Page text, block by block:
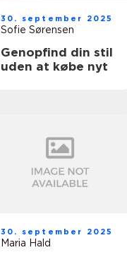
30. september 2025
Sofie Sørensen
Genopfind din stil
uden at købe nyt
30. september 2025
Maria Hald